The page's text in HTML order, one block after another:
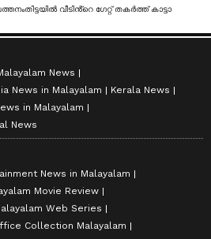
News
News in Malayalam
Kerala News
in Malayalam
News
News in Malayalam
Movie Review
Web Series
Collection Malayalam